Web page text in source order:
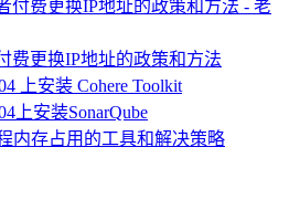
费更换IP地址的政策和方法
上安装 Cohere Toolkit
上安装SonarQube
内存占用的工具和解决策略